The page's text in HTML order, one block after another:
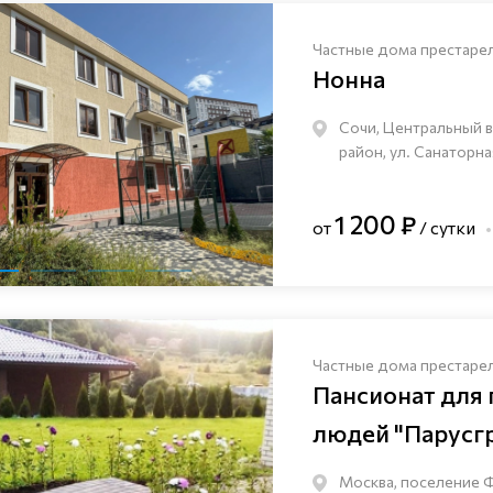
Частные дома
Нонна
Сочи, Центральный
район, ул.
от1 200 ₽ / сутки
Частные дома
Пансионат
людей
Москва, поселение